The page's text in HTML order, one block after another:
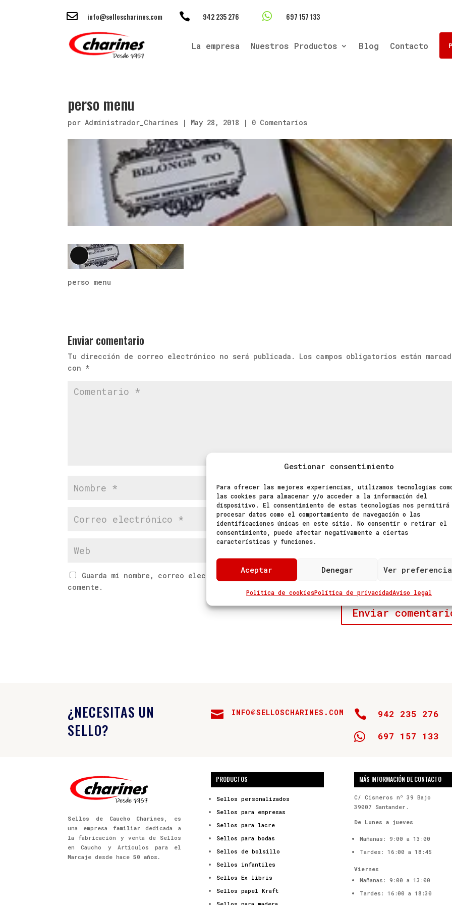
Gestionar consentimiento
Para ofrecer las mejores experiencias, utilizamos tecnologías
las cookies para almacenar y/o acceder a la información del
dispositivo. El consentimiento de estas tecnologías nos permitirá
procesar datos como el comportamiento de navegación o las
identificaciones únicas en este sitio. No consentir o retirar el
consentimiento, puede afectar negativamente a ciertas
características y funciones.
Aceptar Denegar Ver
Política de cookiesPolítica de privacidadAviso legal
 info@selloscharines.com  942 235 276  697 157 133
La empresa Nuestros Productos Blog Contacto
perso menu
porAdministrador_Charines | May 28, 2018 | 0 Comentarios
Larga
descripción
perso menu
Enviar comentario
Tu dirección de correo electrónico no será publicada.
Los campos obligatorios están
con *
Guarda mi nombre, correo electrónico y web en este navegador para la próxima vez que
comente.
¿NECESITAS UN
SELLO?
 INFO@SELLOSCHARINES.COM  942 235 276
 697 157 133
Sellos de Caucho Charines , es
una empresa familiardedicada a
la fabricación y venta de Sellos
en Caucho y Artículos para el
Marcaje desde hace50 años.
PRODUCTOS
Sellos personalizados
Sellos para empresas
Sellos para lacre
Sellos para bodas
Sellos de bolsillo
Sellos infantiles
Sellos Ex libris
Sellos papel Kraft
MÁS INFORMACIÓN DE CONTACTO
C/ Cisneros nº 39 Bajo
39007 Santander.
De Lunes a jueves
Mañanas: 9:00 a 13:00
Tardes: 16:00 a 18:45
Viernes
Mañanas: 9:00 a 13:00
Tardes: 16:00 a 18:30